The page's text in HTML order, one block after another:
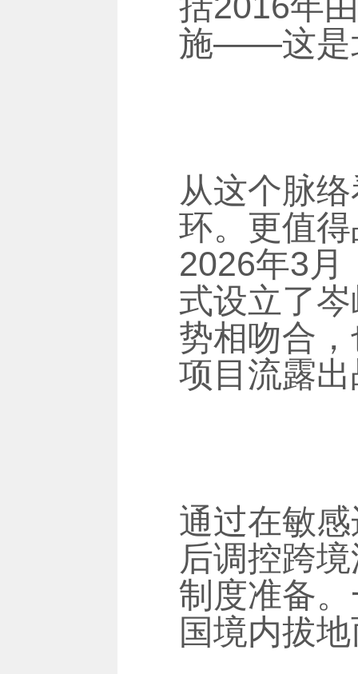
施——这是
从这个脉
环。更值
2026年3月
式设立了
势相吻合
项目流露
通过在敏
后调控跨
制度准备
国境内拔